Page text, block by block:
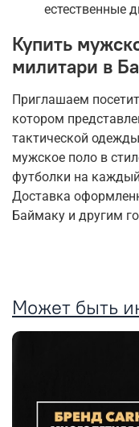
естественные
Купить
милитари в
Приглашаем
котором
тактической
мужское поло в
футболки на
Доставка
Баймаку и другим
Может быть